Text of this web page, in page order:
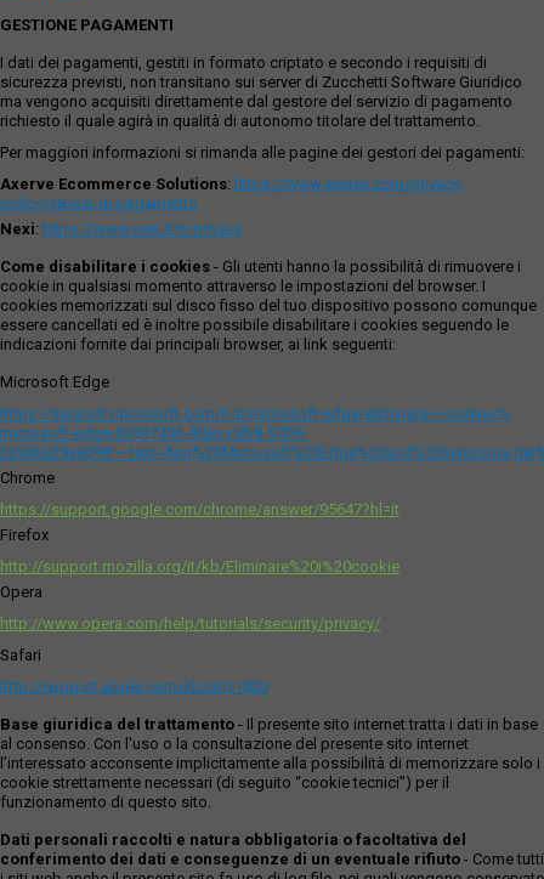
GESTIONE PAGAMENTI
I dati dei pagamenti, gestiti in formato criptato e secondo i requisiti di
sicurezza previsti, non transitano sui server di Zucchetti Software Giuridico
ma vengono acquisiti direttamente dal gestore del servizio di pagamento
richiesto il quale agirà in qualità di autonomo titolare del trattamento.
Per maggiori informazioni si rimanda alle pagine dei gestori dei pagamenti:
Axerve Ecommerce Solutions: https://www.axerve.com/privacy-
policy/servizi-di-pagamento
Nexi: https://www.nexi.it/it/privacy
Come disabilitare i cookies - Gli utenti hanno la possibilità di rimuovere i
cookie in qualsiasi momento attraverso le impostazioni del browser. I
cookies memorizzati sul disco fisso del tuo dispositivo possono comunque
essere cancellati ed è inoltre possibile disabilitare i cookies seguendo le
indicazioni fornite dai principali browser, ai link seguenti:
Microsoft Edge
https://support.microsoft.com/it-it/microsoft-edge/eliminare-i-cookie-in-
microsoft-edge-63947406-40ac-c3b8-57b9-
Chrome
https://support.google.com/chrome/answer/95647?hl=it
Firefox
http://support.mozilla.org/it/kb/Eliminare%20i%20cookie
Opera
http://www.opera.com/help/tutorials/security/privacy/
Safari
http://support.apple.com/kb/ph11920
Base giuridica del trattamento - Il presente sito internet tratta i dati in base
al consenso. Con l'uso o la consultazione del presente sito internet
l’interessato acconsente implicitamente alla possibilità di memorizzare solo i
cookie strettamente necessari (di seguito “cookie tecnici”) per il
funzionamento di questo sito.
Dati personali raccolti e natura obbligatoria o facoltativa del
conferimento dei dati e conseguenze di un eventuale rifiuto - Come tutti